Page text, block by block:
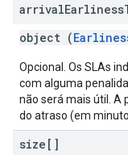
arrivalEarliness
object (
Opcional. Os SLAs
com alguma
não será mais útil. A
do atraso (em
size[]